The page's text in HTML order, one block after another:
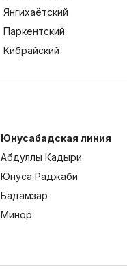
Янгихаётский
Паркентский
Кибрайский
Юнусабадская линия
Абдуллы Кадыри
Юнуса Раджаби
Бадамзар
Минор